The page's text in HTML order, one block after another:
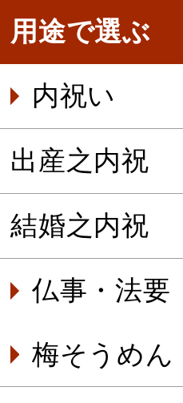
用途で選ぶ
内祝い
出産之内祝
結婚之内祝
仏事・法要
梅そうめん